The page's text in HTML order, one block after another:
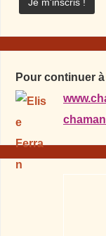
Pour continuer